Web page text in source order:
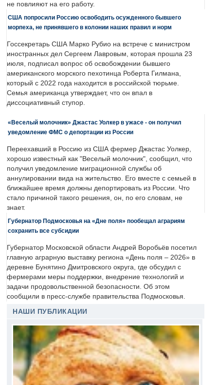
не повлияют на его работу.
США попросили Россию освободить осужденного бывшего
морпеха, не принявшего в колонии наших правил и норм
Госсекретарь США Марко Рубио на встрече с министром
иностранных дел Сергеем Лавровым, которая прошла 23
июля, подписал вопрос об освобождении бывшего
американского морского пехотинца Роберта Гилмана,
который с 2022 года находится в российской тюрьме.
Семья американца утверждает, что он впал в
диссоциативный ступор.
«Веселый молочник» Джастас Уолкер в ужасе - он получил
уведомление ФМС о депортации из России
Переехавший в Россию из США фермер Джастас Уолкер,
хорошо известный как "Веселый молочник", сообщил, что
получил уведомление миграционной службы об
аннулировании вида на жительство. Его вместе с семьей в
ближайшее время должны депортировать из России. Что
стало причиной такого решения, он, по его словам, не
знает.
Губернатор Подмосковья на «Дне поля» пообещал аграриям
сохранить все субсидии
Губернатор Московской области Андрей Воробьёв посетил
главную аграрную выставку региона «День поля – 2026» в
деревне Бунятино Дмитровского округа, где обсудил с
фермерами меры поддержки, внедрение технологий и
задачи продовольственной безопасности. Об этом
сообщили в пресс-службе правительства Подмосковья.
НАШИ ПУБЛИКАЦИИ